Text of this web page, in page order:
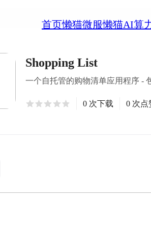
首页懒猫微服懒猫AI算
Shopping List
一个自托管的购物清单应用程序 -
0 次下载 0 次点